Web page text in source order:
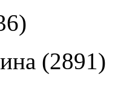
(2891)